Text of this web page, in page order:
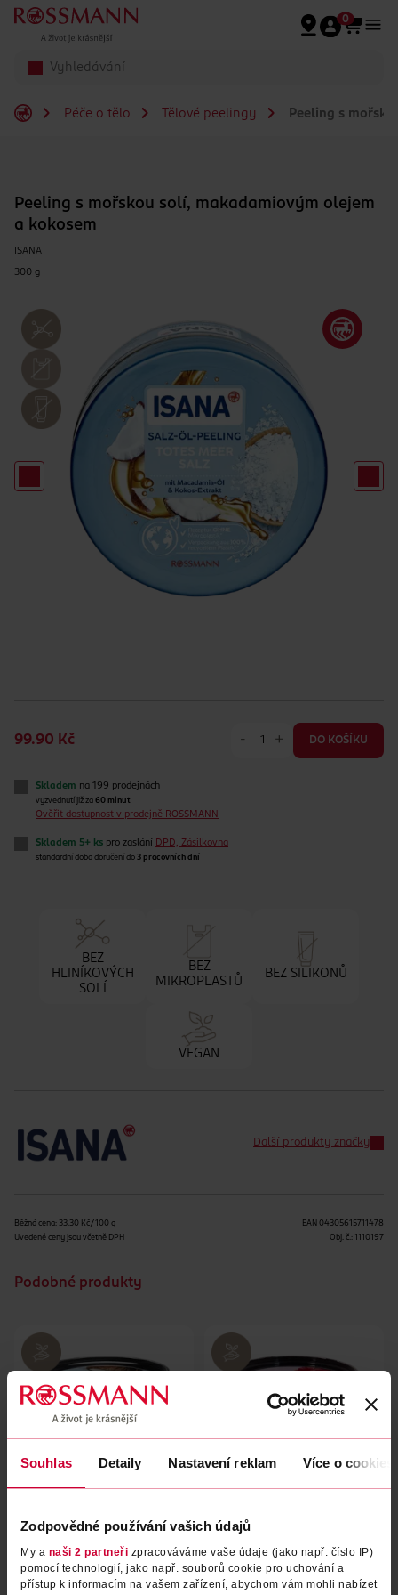
Souhlas Detaily Nastavení reklam Více o cookies
Zodpovědné používání vašich údajů
My a naši 2 partneři zpracováváme vaše údaje (jako např. číslo IP)
pomocí technologií, jako např. souborů cookie pro uchování a
přístup k informacím na vašem zařízení, abychom vám mohli nabízet
Přeskočit na hlavmní obsah
0
Péče o tělo Tělové peelingy Peeling s
Peeling s mořskou solí, makadamiovým olejem
a kokosem
ISANA
300 g
99.90 Kč - + DO KOŠÍKU
Skladem na 199 prodejnách
vyzvednutí již za 60 minut
Ověřit dostupnost v prodejně ROSSMANN
Skladem 5+ ks pro zaslání DPD, Zásilkovna
standardní doba doručení do 3 pracovních dní
BEZ
HLINÍKOVÝCH
SOLÍ
BEZ
MIKROPLASTŮ
BEZ SILIKONŮ
VEGAN
Další produkty značky
Běžná cena: 33.30 Kč/100 g
Uvedené ceny jsou včetně DPH
EAN 04305615711478
Obj. č.: 1110197
Podobné produkty
Tělový peeling Coconut Rice
Beauty Jar 360 g
Tělový peeling Raspberry
Beauty Jar